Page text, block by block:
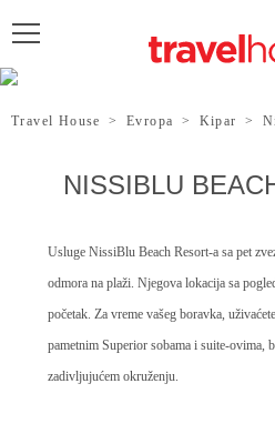
Travel House > Evropa > Kipar >
NISSIBLU
Usluge NissiBlu Beach Resort-a sa pet
odmora na plaži. Njegova lokacija sa
početak. Za vreme vašeg boravka,
pametnim Superior sobama i suite-ovima,
zadivljujućem okruženju.